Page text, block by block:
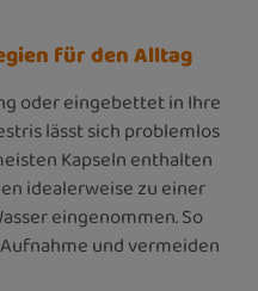
für den Alltag
oder eingebettet in Ihre
lässt sich problemlos
Kapseln enthalten
idealerweise zu einer
eingenommen. So
und vermeiden